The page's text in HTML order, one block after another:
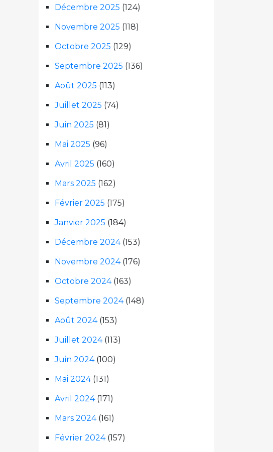
Décembre 2025 (124)
Novembre 2025 (118)
Octobre 2025 (129)
Septembre 2025 (136)
Août 2025 (113)
Juillet 2025 (74)
Juin 2025 (81)
Mai 2025 (96)
Avril 2025 (160)
Mars 2025 (162)
Février 2025 (175)
Janvier 2025 (184)
Décembre 2024(153)
Novembre 2024(176)
Octobre 2024(163)
Septembre 2024(148)
Août 2024(153)
Juillet 2024(113)
Juin 2024(100)
Mai 2024(131)
Avril 2024(171)
Mars 2024(161)
Février 2024(157)